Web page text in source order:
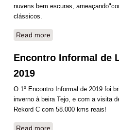
nuvens bem escuras,
clássicos.
Read moreabout Encontro
Encontro Informal de
2019
O 1º Encontro Informal de 2019 foi
inverno à beira Tejo, e com a visita
Rekord C com 58.000 kms reais!
Read moreabout Encontro